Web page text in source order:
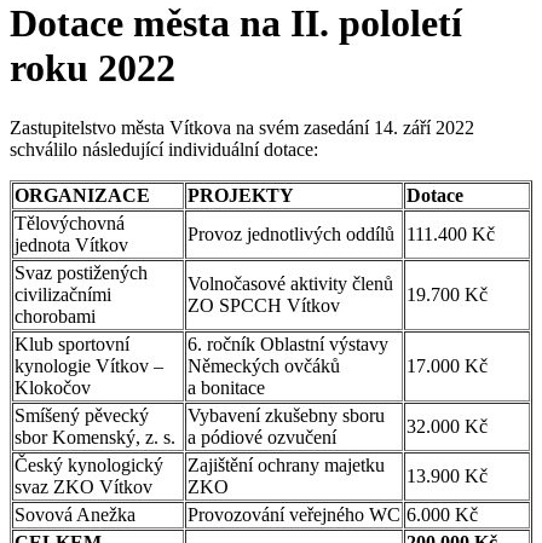
Dotace města na II. pololetí
roku 2022
Zastupitelstvo města Vítkova na svém zasedání 14. září 2022
schválilo následující individuální dotace:
ORGANIZACE PROJEKTY
Dotace
Tělovýchovná
jednota Vítkov
Provoz jednotlivých oddílů
111.400 Kč
Svaz postižených
civilizačními
chorobami
Volnočasové aktivity členů
ZO SPCCH Vítkov
19.700 Kč
Klub sportovní
kynologie Vítkov –
Klokočov
6. ročník Oblastní výstavy
Německých ovčáků
a bonitace
17.000 Kč
Smíšený pěvecký
sbor Komenský, z. s.
Vybavení zkušebny sboru
a pódiové ozvučení
32.000 Kč
Český kynologický
svaz ZKO Vítkov
Zajištění ochrany majetku
ZKO
13.900 Kč
Sovová Anežka
Provozování veřejného WC 6.000 Kč